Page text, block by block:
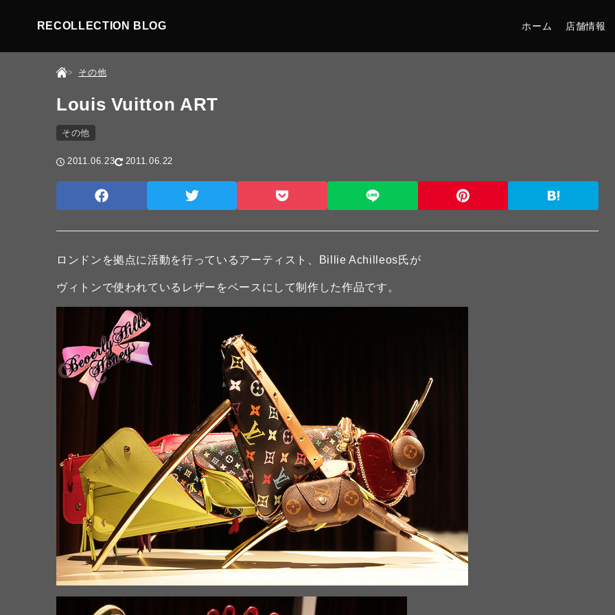
RECOLLECTION BLOG ホーム 店舗情報
その他
Louis Vuitton ART
その他
2011.06.23 2011.06.22
ロンドンを拠点に活動を行っているアーティスト、Billie Achilleos氏が
ヴィトンで使われているレザーをベースにして制作した作品です。